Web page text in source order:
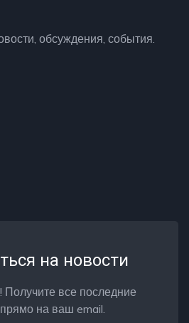
обсуждения, события.
на новости
Получите все последние
на ваш email.